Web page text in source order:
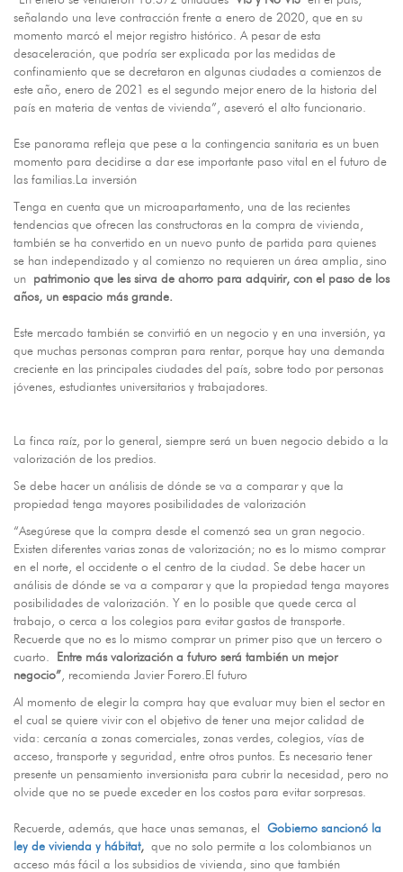
señalando una leve contracción frente a enero de 2020, que en su
momento marcó el mejor registro histórico. A pesar de esta
desaceleración, que podría ser explicada por las medidas de
confinamiento que se decretaron en algunas ciudades a comienzos de
este año, enero de 2021 es el segundo mejor enero de la historia del
país en materia de ventas de vivienda”, aseveró el alto funcionario.
Ese panorama refleja que pese a la contingencia sanitaria es un buen
momento para decidirse a dar ese importante paso vital en el futuro de
las familias.La inversión
Tenga en cuenta que un microapartamento, una de las recientes
tendencias que ofrecen las constructoras en la compra de vivienda,
también se ha convertido en un nuevo punto de partida para quienes
se han independizado y al comienzo no requieren un área amplia, sino
un patrimonio que les sirva de ahorro para adquirir, con el paso de los
años, un espacio más grande.
Este mercado también se convirtió en un negocio y en una inversión, ya
que muchas personas compran para rentar, porque hay una demanda
creciente en las principales ciudades del país, sobre todo por personas
jóvenes, estudiantes universitarios y trabajadores.
La finca raíz, por lo general, siempre será un buen negocio debido a la
valorización de los predios.
Se debe hacer un análisis de dónde se va a comparar y que la
propiedad tenga mayores posibilidades de valorización
“Asegúrese que la compra desde el comenzó sea un gran negocio.
Existen diferentes varias zonas de valorización; no es lo mismo comprar
en el norte, el occidente o el centro de la ciudad. Se debe hacer un
análisis de dónde se va a comparar y que la propiedad tenga mayores
posibilidades de valorización. Y en lo posible que quede cerca al
trabajo, o cerca a los colegios para evitar gastos de transporte.
Recuerde que no es lo mismo comprar un primer piso que un tercero o
cuarto. Entre más valorización a futuro será también un mejor
negocio”, recomienda Javier Forero.El futuro
Al momento de elegir la compra hay que evaluar muy bien el sector en
el cual se quiere vivir con el objetivo de tener una mejor calidad de
vida: cercanía a zonas comerciales, zonas verdes, colegios, vías de
acceso, transporte y seguridad, entre otros puntos. Es necesario tener
presente un pensamiento inversionista para cubrir la necesidad, pero no
olvide que no se puede exceder en los costos para evitar sorpresas.
Recuerde, además, que hace unas semanas, el Gobierno sancionó la
ley de vivienda y hábitat, que no solo permite a los colombianos un
acceso más fácil a los subsidios de vivienda, sino que también